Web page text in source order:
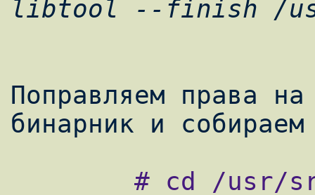
Поправляем права